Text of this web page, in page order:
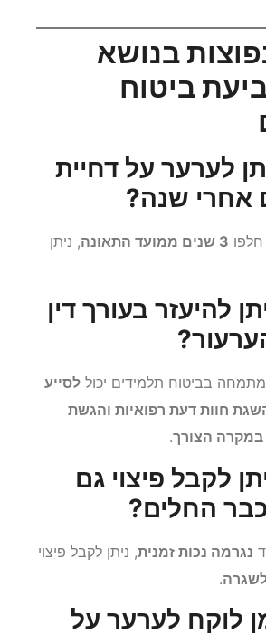
בנושא
ביטוח
לערער על דחיית
שנה?
להיעזר בעורך דין
בביטוח תלמידים יכוללסייע
חוות דעת רפואיות והגשת
הצורך.
לקבל פיצוי גם
החלים?
נגרמה נכות זמנית
.